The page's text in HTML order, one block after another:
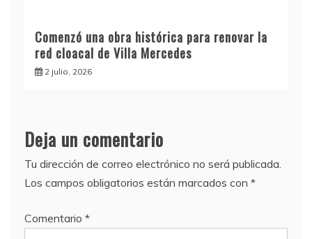
Comenzó una obra histórica para renovar la
red cloacal de Villa Mercedes
2 julio, 2026
Deja un comentario
Tu dirección de correo electrónico no será publicada.
Los campos obligatorios están marcados con *
Comentario *